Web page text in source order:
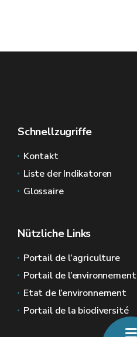
Schnellzugriffe
Kontakt
Liste der Indikatoren
Glossaire
Nützliche Links
Portail de l’agriculture
Portail de l’environnement
Etat de l’environnement
Portail de la biodiversité